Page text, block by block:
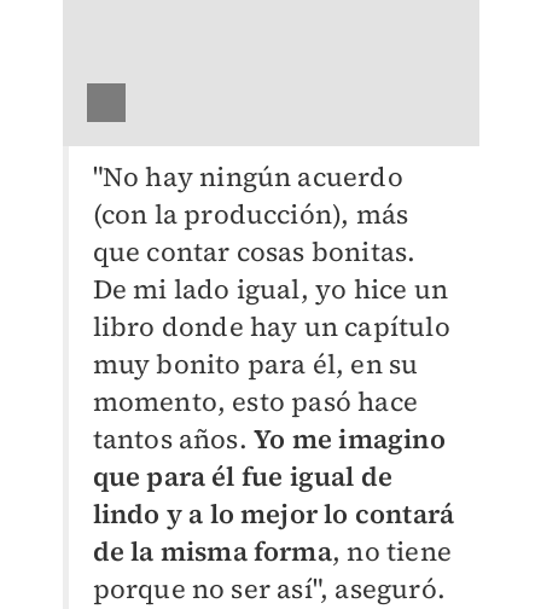
"No hay ningún acuerdo
(con la producción), más
que contar cosas bonitas.
De mi lado igual, yo hice un
libro donde hay un capítulo
muy bonito para él, en su
momento, esto pasó hace
tantos años.Yo me imagino
que para él fue igual de
lindo y a lo mejor lo contará
de la misma forma, no tiene
porque no ser así", aseguró.